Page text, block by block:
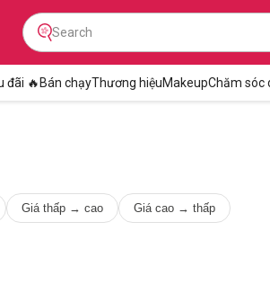
đãi 🔥 Bán chạyThương hiệuMakeupChăm sóc
Giá thấp → cao
Giá cao → thấp